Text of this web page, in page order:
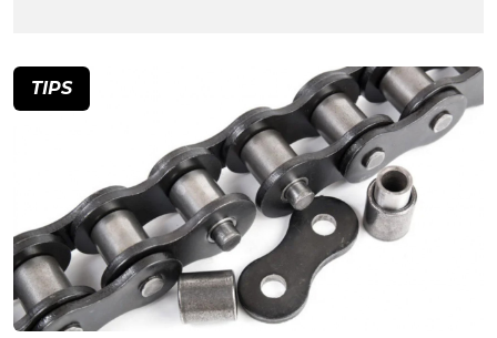
TIPS